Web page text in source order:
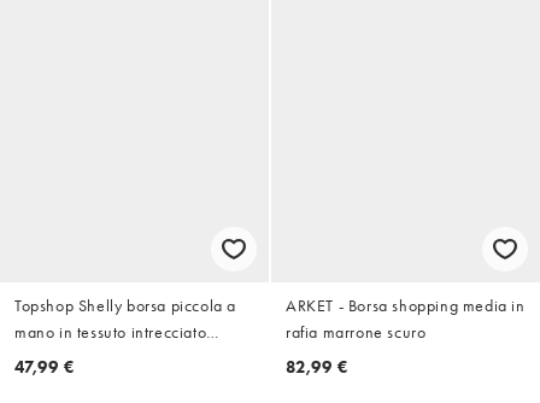
Topshop Shelly borsa piccola a
mano in tessuto intrecciato
medio
47,99 €
ARKET - Borsa shopping media in
rafia marrone scuro
82,99 €